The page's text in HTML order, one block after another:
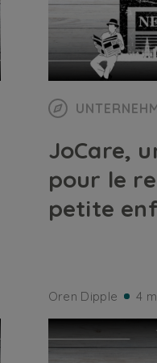
JoCare,
pour le
petite
Oren Dipple 4